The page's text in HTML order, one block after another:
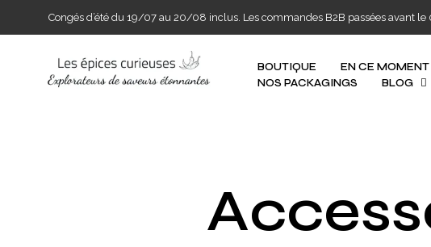
Congés d’été du 19/07 au 20/08 inclus. Les commandes B2B passées avant
BOUTIQUE EN CE MOMENT
NOS PACKAGINGS
BLOG